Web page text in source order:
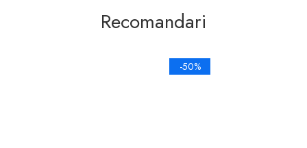
Recomandari
-50%